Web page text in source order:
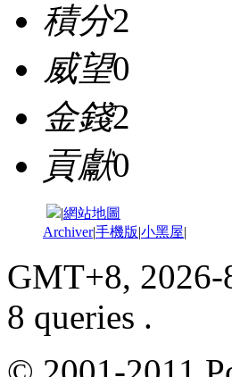
積分2
威望0
金錢2
貢獻0
|網站地圖
Archiver|手機版|小黑屋|
GMT+8, 2026-
8 queries .